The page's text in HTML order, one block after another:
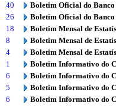
40
Boletim Oficial do
26
Boletim Oficial do
18
Boletim Mensal de
8
Boletim Mensal de
4
Boletim Mensal de
1
Boletim Informativo do
6
Boletim Informativo do
5
Boletim Informativo do
6
Boletim Informativo do